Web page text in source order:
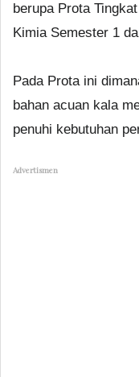
berupa Prota
Kimia Semester 1
Pada Prota ini
bahan acuan kala
penuhi kebutuhan
Advertismen